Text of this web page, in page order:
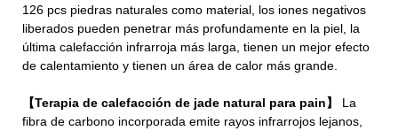
126 pcs piedras naturales como material, los iones negativos
liberados pueden penetrar más profundamente en la piel, la
última calefacción infrarroja más larga, tienen un mejor efecto
de calentamiento y tienen un área de calor más grande.
【Terapia de calefacción de jade natural para pain】 La
fibra de carbono incorporada emite rayos infrarrojos lejanos,